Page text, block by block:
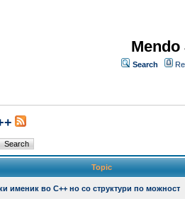
Search
Topic
именик во C++ но со структури по можност